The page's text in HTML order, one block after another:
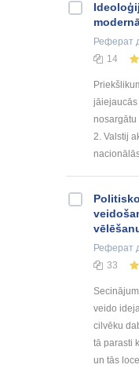
Реферат
14
2. Valstij
Реферат
33
veido
cilvēku
tā parasti
un tās